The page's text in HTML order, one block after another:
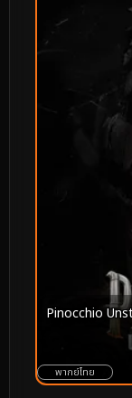
Pinocchio
พากย์ไทย